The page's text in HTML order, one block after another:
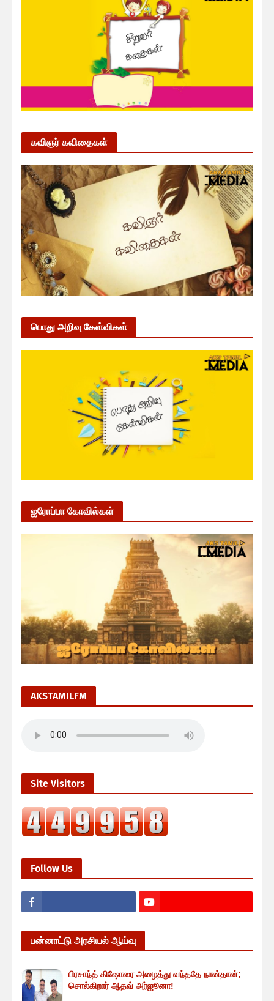
கவிஞர் கவிதைகள்
பொது அறிவு கேள்விகள்
ஐரோப்பா கோவில்கள்
AKSTAMILFM
Site Visitors
Follow Us
பன்னாட்டு அரசியல் ஆய்வு
பிரசாந்த் கிஷோரை அழைத்து வந்ததே நான்தான்;
சொல்கிறார் ஆதவ் அர்ஜூனா!